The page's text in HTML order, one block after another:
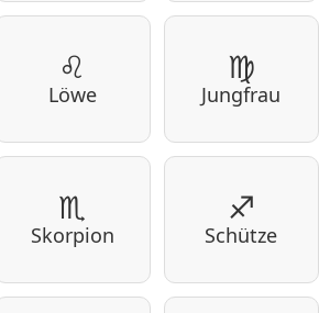
♌
Löwe
♍
Jungfrau
♏
Skorpion
♐
Schütze